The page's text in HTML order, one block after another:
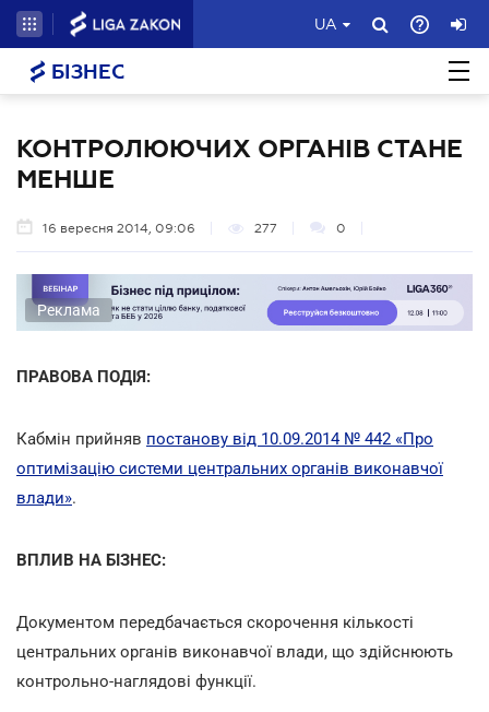
UA
БІЗНЕС
КОНТРОЛЮЮЧИХ ОРГАНІВ СТАНЕ
МЕНШЕ
16 вересня 2014, 09:06 277 0
Реклама
ПРАВОВА ПОДІЯ:
Кабмін прийняв постанову від 10.09.2014 № 442 «Про
оптимізацію системи центральних органів виконавчої
влади».
ВПЛИВ НА БІЗНЕС:
Документом передбачається скорочення кількості
центральних органів виконавчої влади, що здійснюють
контрольно-наглядові функції.